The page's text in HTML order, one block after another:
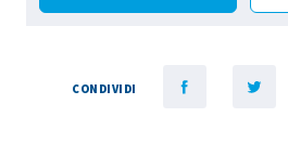
CONDIVIDI